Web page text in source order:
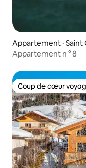
Appartement · Saint
Appartement n ° 8
Coup de cœur
Coup de cœur